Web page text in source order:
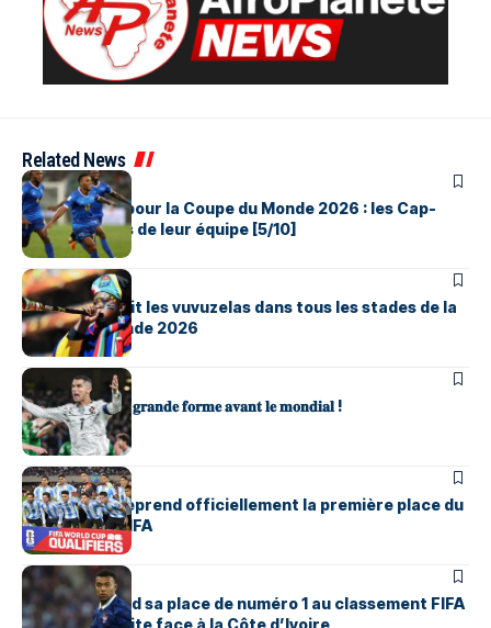
Related News
SPORTS
Les qualifiés pour la Coupe du Monde 2026 : les Cap-
Verdiens fiers de leur équipe [5/10]
SPORTS
La FIFA interdit les vuvuzelas dans tous les stades de la
Coupe du Monde 2026
SPORTS
𝐋𝐞𝐬 𝐏𝐨𝐫𝐭𝐮𝐠𝐚𝐢𝐬 𝐞𝐧 𝐠𝐫𝐚𝐧𝐝𝐞 𝐟𝐨𝐫𝐦𝐞 𝐚𝐯𝐚𝐧𝐭 𝐥𝐞 𝐦𝐨𝐧𝐝𝐢𝐚𝐥 !
SPORTS
L’Argentine reprend officiellement la première place du
classement FIFA
SPORTS
La France perd sa place de numéro 1 au classement FIFA